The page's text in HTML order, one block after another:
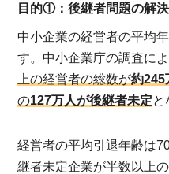
目的①：後継者問題の解決
中小企業の経営者の平均
す。中小企業庁の調査によ
上の経営者の総数が約245
の127万人が後継者未定と
経営者の平均引退年齢は
継者未定企業が半数以上